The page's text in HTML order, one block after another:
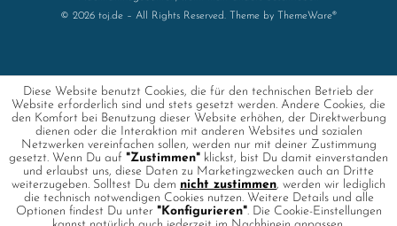
© 2026 toj.de – All Rights Reserved. Theme by
ThemeWare®
Diese Website benutzt Cookies, die für den technischen Betrieb der
Website erforderlich sind und stets gesetzt werden. Andere Cookies, die
den Komfort bei Benutzung dieser Website erhöhen, der Direktwerbung
dienen oder die Interaktion mit anderen Websites und sozialen
Netzwerken vereinfachen sollen, werden nur mit deiner Zustimmung
gesetzt. Wenn Du auf "Zustimmen" klickst, bist Du damit einverstanden
und erlaubst uns, diese Daten zu Marketingzwecken auch an Dritte
weiterzugeben. Solltest Du dem nicht zustimmen, werden wir lediglich
die technisch notwendigen Cookies nutzen. Weitere Details und alle
Optionen findest Du unter "Konfigurieren". Die Cookie-Einstellungen